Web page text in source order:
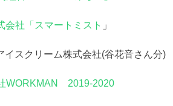
会社「スマートミスト 」
イスクリーム株式会社(谷花音さん分)
WORKMAN 2019-2020